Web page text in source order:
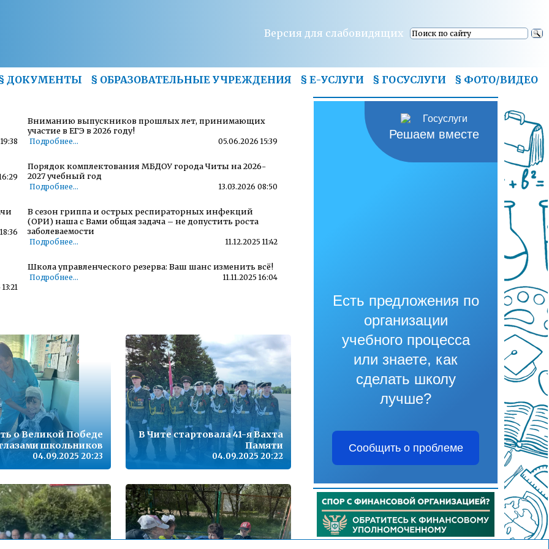
Версия для слабовидящих
ДОКУМЕНТЫ § ОБРАЗОВАТЕЛЬНЫЕ УЧРЕЖДЕНИЯ § Е-УСЛУГИ § ГОСУСЛУГИ § ФОТО/ВИДЕО
Вниманию выпускников прошлых лет, принимающих
участие в ЕГЭ в 2026 году!
Подробнее... 05.06.2026 15:39
Порядок комплектования МБДОУ города Читы на 2026-
2027 учебный год
Подробнее... 13.03.2026 08:50
В сезон гриппа и острых респираторных инфекций
(ОРИ) наша с Вами общая задача – не допустить роста
заболеваемости
Подробнее... 11.12.2025 11:42
Школа управленческого резерва: Ваш шанс изменить всё!
Подробнее... 11.11.2025 16:04
Телефон горячей линии по вопросам организации и
проведения государственной итоговой аттестации по
образовательным программам основного общего
образования и среднего общего образования - 35-30-21
Подробнее... 15.10.2021 13:17
Горячая линия по вопросам школьного образования – 35-
30-21
Подробнее... 24.09.2020 13:09
о Великой Победе
школьников
04.09.2025 20:23
В Чите стартовала 41-я Вахта
Памяти
04.09.2025 20:22
Решаем вместе
Есть предложения по
организации
учебного процесса
или знаете, как
сделать школу
лучше?
Сообщить о проблеме